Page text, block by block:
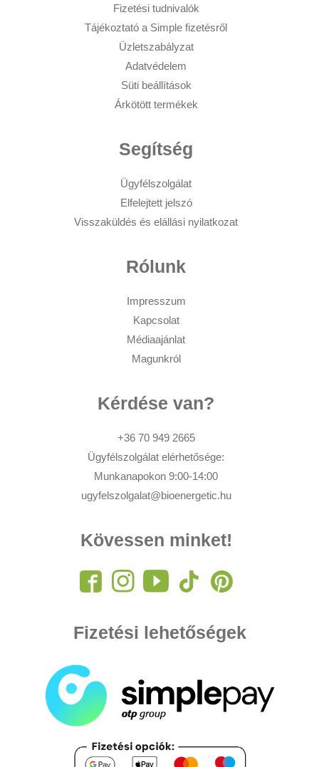
Fizetési tudnivalók
Tájékoztató a Simple fizetésről
Üzletszabályzat
Adatvédelem
Süti beállítások
Árkötött termékek
Segítség
Ügyfélszolgálat
Elfelejtett jelszó
Visszaküldés és elállási nyilatkozat
Rólunk
Impresszum
Kapcsolat
Médiaajánlat
Magunkról
Kérdése van?
+36 70 949 2665
Ügyfélszolgálat elérhetősége:
Munkanapokon 9:00-14:00
ugyfelszolgalat@bioenergetic.hu
Kövessen minket!
Fizetési lehetőségek